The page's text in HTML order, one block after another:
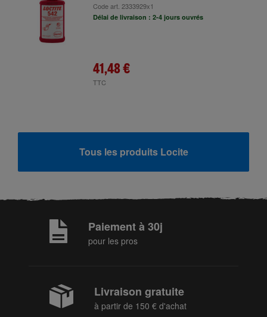
Code art. 2333929x1
Délai de livraison : 2-4 jours ouvrés
41,48 €
TTC
Tous les produits Locite
Paiement à 30j
pour les pros
Livraison gratuite
à partir de 150 € d'achat